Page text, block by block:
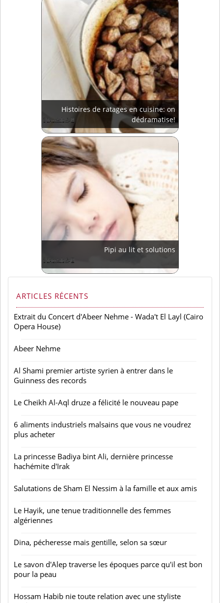
Histoires de ratages en cuisine: on
dédramatise!
Pipi au lit et solutions
ARTICLES RÉCENTS
Extrait du Concert d'Abeer Nehme - Wada't El Layl (Cairo
Opera House)
Abeer Nehme
Al Shami premier artiste syrien à entrer dans le
Guinness des records
Le Cheikh Al-Aql druze a félicité le nouveau pape
6 aliments industriels malsains que vous ne voudrez
plus acheter
La princesse Badiya bint Ali, dernière princesse
hachémite d'Irak
Salutations de Sham El Nessim à la famille et aux amis
Le Hayik, une tenue traditionnelle des femmes
algériennes
Dina, pécheresse mais gentille, selon sa sœur
Le savon d'Alep traverse les époques parce qu'il est bon
pour la peau
Hossam Habib nie toute relation avec une styliste